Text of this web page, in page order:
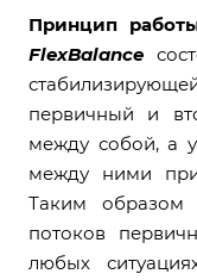
Принцип
FlexBalance
первичный и
между собой, а
между ними при
Таким образом
потоков
любых